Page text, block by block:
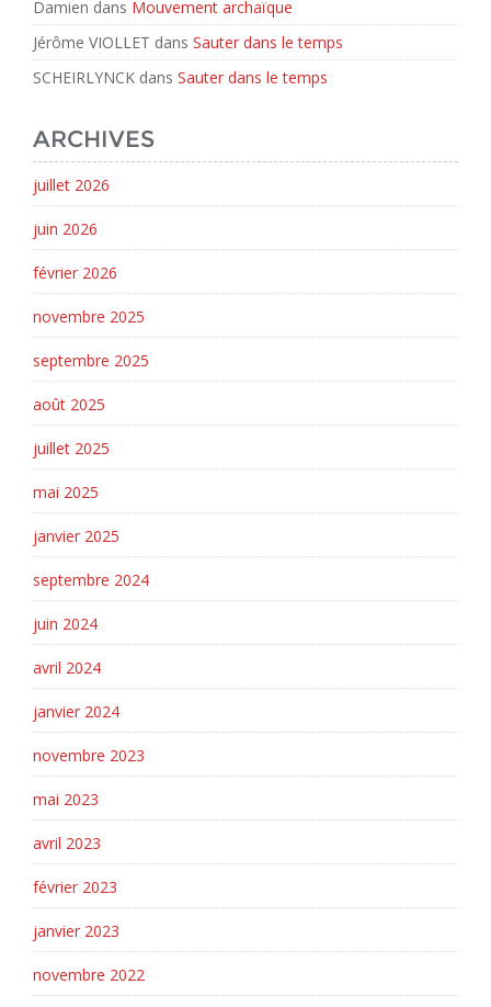
Damien dans Mouvement archaïque
Jérôme VIOLLET dans Sauter dans le temps
SCHEIRLYNCK dans Sauter dans le temps
ARCHIVES
juillet 2026
juin 2026
février 2026
novembre 2025
septembre 2025
août 2025
juillet 2025
mai 2025
janvier 2025
septembre 2024
juin 2024
avril 2024
janvier 2024
novembre 2023
mai 2023
avril 2023
février 2023
janvier 2023
novembre 2022